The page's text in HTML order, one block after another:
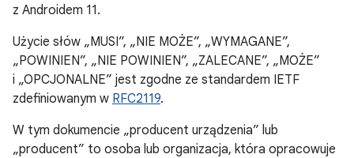
z Androidem 11.
Użycie słów „MUSI”, „NIE MOŻE”, „WYMAGANE”,
„POWINIEN”, „NIE POWINIEN”, „ZALECANE”, „MOŻE”
i „OPCJONALNE” jest zgodne ze standardem IETF
zdefiniowanym w RFC2119.
W tym dokumencie „producent urządzenia” lub
„producent” to osoba lub organizacja, która opracowuje